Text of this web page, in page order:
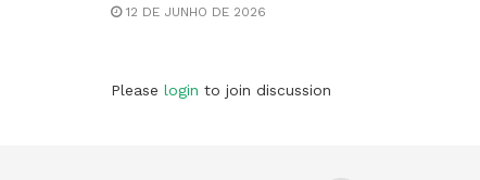
12 DE JUNHO DE 2026
Please login to join discussion